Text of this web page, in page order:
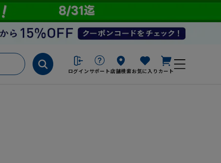
ログイン サポート店舗検索お気に入り カート